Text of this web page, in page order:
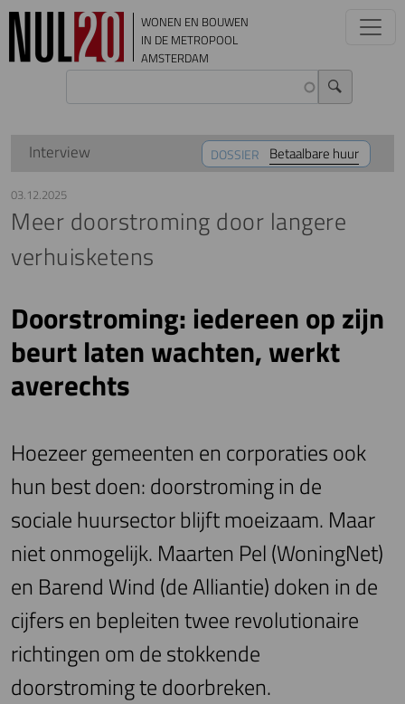
Overslaan en naar de inhoud gaan
WONEN EN BOUWEN
IN DE METROPOOL
AMSTERDAM
DOSSIER Betaalbare huur
Interview
03.12.2025
Meer doorstroming door langere
verhuisketens
Doorstroming: iedereen op zijn
beurt laten wachten, werkt
averechts
Hoezeer gemeenten en corporaties ook
hun best doen: doorstroming in de
sociale huursector blijft moeizaam. Maar
niet onmogelijk. Maarten Pel (WoningNet)
en Barend Wind (de Alliantie) doken in de
cijfers en bepleiten twee revolutionaire
richtingen om de stokkende
doorstroming te doorbreken.